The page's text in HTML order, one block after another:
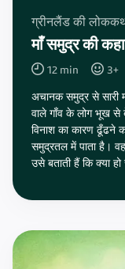
ग्रीनलैंड की
माँ समुद्र की
12 min 3+
अचानक समुद्र से सारी
वाले गाँव के लोग भूख से
विनाश का कारण ढूँढने
समुद्रतल में पाता है।
उसे बताती हैं कि क्या